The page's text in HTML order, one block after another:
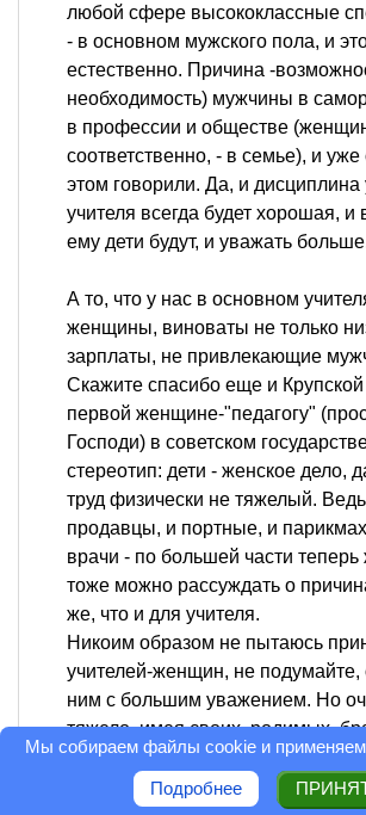
любой сфере высококлассные
- в основном мужского пола, и
естественно. Причина -
необходимость) мужчины в
в профессии и обществе
соответственно, - в семье), и уже
этом говорили. Да, и
учителя всегда будет хорошая, и
ему дети будут, и уважать
А то, что у нас в основном
женщины, виноваты не только
зарплаты, не привлекающие
Скажите спасибо еще и
первой женщине-"педагогу"
Господи) в советском
стереотип: дети - женское дело,
труд физически не тяжелый.
продавцы, и портные, и
врачи - по большей части
тоже можно рассуждать о
же, что и для учителя.
Никоим образом не пытаюсь
учителей-женщин, не подумайте,
ним с большим уважением. Но
тяжело, имея своих, родимых,
ответственность за обучение и
толпы чужих.
Мы собираем файлы cookie и применяем
Подробнее